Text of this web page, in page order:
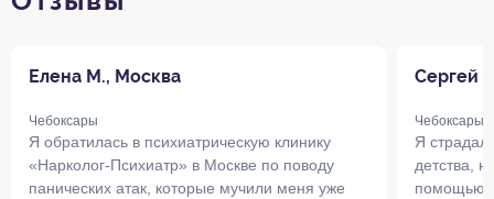
Елена М., Москва
Чебоксары
Я обратилась в психиатрическую клинику
«Нарколог-Психиатр» в Москве по поводу
панических атак, которые мучили меня уже
Сергей
Чебоксары
Я страдал
детства,
помощью,